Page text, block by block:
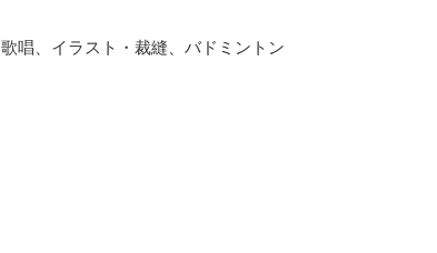
歌唱、イラスト・裁縫、バドミントン